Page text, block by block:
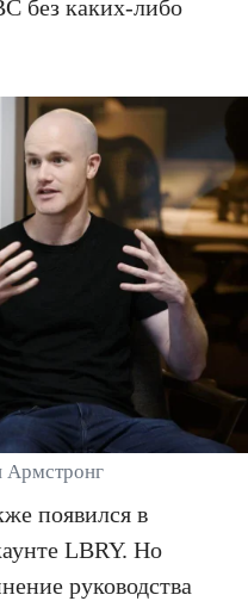
без каких-либо
Армстронг
появился в
LBRY. Но
руководства